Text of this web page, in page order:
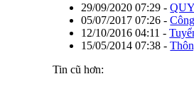
29/09/2020 07:29 -
05/07/2017 07:26 -
12/10/2016 04:11 -
15/05/2014 07:38 -
Tin cũ hơn: